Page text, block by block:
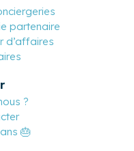
partenaire
d’affaires
?
🎂